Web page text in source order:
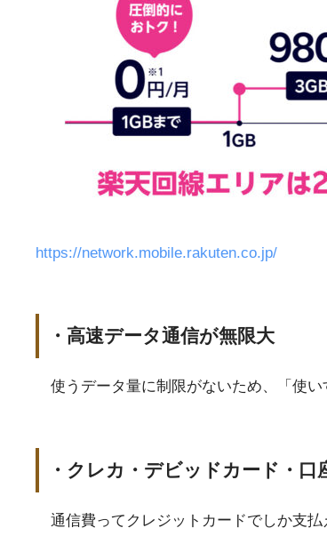
https://network.mobile.rakuten.co.jp/
・高速データ通信が無限大
使うデータ量に制限がないため、「使い
・クレカ・デビッドカード・口
通信費ってクレジットカードでしか支払